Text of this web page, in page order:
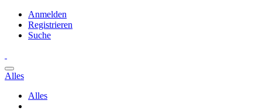
Anmelden
Registrieren
Suche
Alles
Alles